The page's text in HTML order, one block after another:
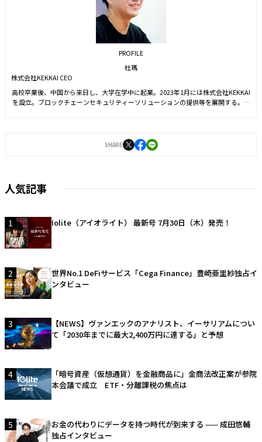
PROFILE
杜瑪
株式会社KEKKAI CEO
高校卒業後、中国から来日し、大学在学中に起業。2023年1月には株式会社KEKKAI
を設立。ブロックチェーンセキュリティーソリューションの提供等を展開する。現
後は現状のサービス向上と、さまざまな角度からユーザーのセキュリティ性改善の
ための製品をリリースし、業界全体の環境改善に貢献している。
SHARE
人気記事
1 Iolite（アイオライト） 最新号 7月30日（木）発売！
2
世界No.1 DeFiサービス「Cega Finance」豊崎亜里紗独占イ
ンタビュー
3
【NEWS】ヴァンエックのアナリスト、イーサリアムについ
て「2030年までに最大2,400万円に達する」と予想
4
「暗号資産（仮想通貨）を金融商品に」金商法改正案が参院
本会議で成立 ETF・分離課税の焦点は
5
お金の代わりにデータを持つ時代が到来する —— 成田悠輔
独占インタビュー